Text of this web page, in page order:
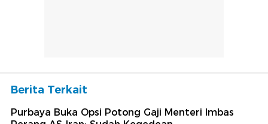
Berita Terkait
Purbaya Buka Opsi Potong Gaji Menteri Imbas